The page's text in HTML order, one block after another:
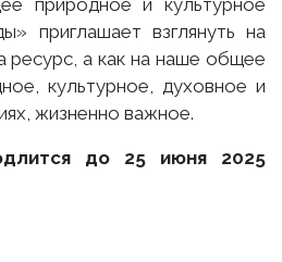
природное и культурное
приглашает взглянуть на
ресурс, а как на наше общее
культурное, духовное и
жизненно важное.
до 25 июня 2025